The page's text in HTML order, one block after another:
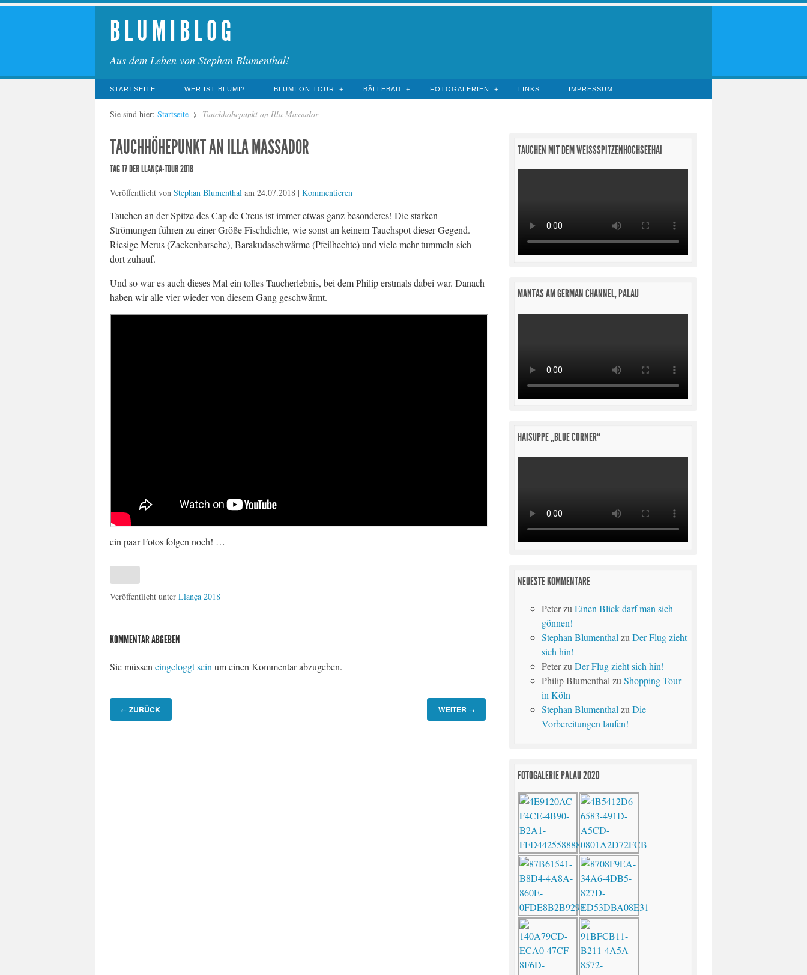
B L U M I B L O G
Aus dem Leben von Stephan Blumenthal!
STARTSEITE WER IST BLUMI? BLUMI ON TOUR BÄLLEBAD FOTOGALERIEN LINKS IMPRESSUM
Sie sind hier: Startseite Tauchhöhepunkt an Illa Massador
TAUCHHÖHEPUNKT AN ILLA MASSADOR
TAG 17 DER LLANÇA-TOUR 2018
Veröffentlicht von Stephan Blumenthalam 24.07.2018| Kommentieren
Tauchen an der Spitze des Cap de Creus ist immer etwas ganz besonderes! Die starken
Strömungen führen zu einer Größe Fischdichte, wie sonst an keinem Tauchspot dieser Gegend.
Riesige Merus (Zackenbarsche), Barakudaschwärme (Pfeilhechte) und viele mehr tummeln sich
dort zuhauf.
Und so war es auch dieses Mal ein tolles Taucherlebnis, bei dem Philip erstmals dabei war. Danach
haben wir alle vier wieder von diesem Gang geschwärmt.
ein paar Fotos folgen noch! …
Veröffentlicht unter Llança 2018
KOMMENTAR ABGEBEN
Sie müssen eingeloggt sein um einen Kommentar abzugeben.
← ZURÜCK WEITER →
TAUCHEN MIT DEM WEISSSPITZENHOCHSEEHAI
MANTAS AM GERMAN CHANNEL, PALAU
HAISUPPE „BLUE CORNER“
NEUESTE KOMMENTARE
PeterzuEinen Blick darf man sich
gönnen!
Stephan Blumenthal zuDer Flug zieht
sich hin!
PeterzuDer Flug zieht sich hin!
Philip Blumenthal zuShopping-Tour
in Köln
Stephan Blumenthal zuDie
Vorbereitungen laufen!
FOTOGALERIE PALAU 2020